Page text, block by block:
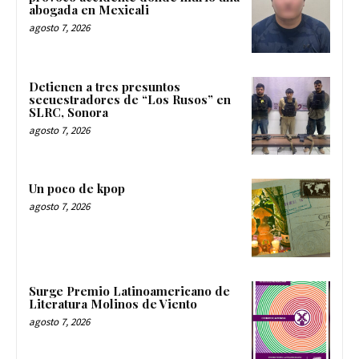
abogada en Mexicali
agosto 7, 2026
Detienen a tres presuntos
secuestradores de “Los Rusos” en
SLRC, Sonora
agosto 7, 2026
Un poco de kpop
agosto 7, 2026
Surge Premio Latinoamericano de
Literatura Molinos de Viento
agosto 7, 2026